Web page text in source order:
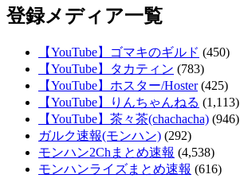
登録メディア一覧
【YouTube】ゴマキのギルド (450)
【YouTube】タカティン (783)
【YouTube】ホスター/Hoster(425)
【YouTube】りんちゃんねる (1,113)
【YouTube】茶々茶(chachacha) (946)
ガルク速報(モンハン) (292)
モンハン2Chまとめ速報 (4,538)
モンハンライズまとめ速報 (616)